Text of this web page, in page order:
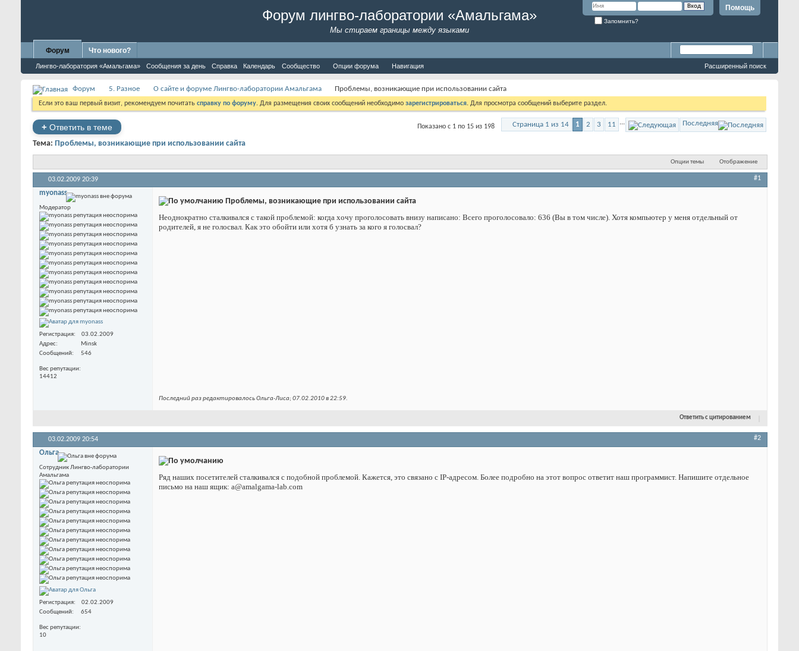
Форум лингво-лаборатории «Амальгама»
Мы стираем границы между языками
Помощь
Запомнить?
Форум
Лингво-лаборатория «Амальгама» Сообщения за день Справка Календарь Сообщество Опции форума Навигация
Что нового?
Расширенный поиск
Форум 5. Разное О сайте и форуме Лингво-лаборатории Амальгама Проблемы, возникающие при использовании сайта
Если это ваш первый визит, рекомендуем почитать справку по форуму. Для размещения своих сообщений необходимо зарегистрироваться. Для просмотра сообщений выберите раздел.
+ Ответить в теме Страница 1 из 14 1 2 3 11 ... Последняя
Показано с 1 по 15 из 198
Тема: Проблемы, возникающие при использовании сайта
Опции темы Отображение
03.02.2009 20:39 #1
myonass
Модератор
Регистрация
03.02.2009
Адрес
Minsk
Сообщений
546
Вес репутации
14412
Проблемы, возникающие при использовании сайта
Неоднократно сталкивался с такой проблемой: когда хочу проголосовать внизу написано: Всего проголосовало: 636 (Вы в том числе). Хотя компьютер у меня отдельный от
родителей, я не голосвал. Как это обойти или хотя б узнать за кого я голосвал?
Последний раз редактировалось Ольга-Лиса; 07.02.2010 в22:59.
Ответить с цитированием
03.02.2009 20:54 #2
Ольга
Сотрудник Лингво-лаборатории
Амальгама
Регистрация
02.02.2009
Сообщений
654
Вес репутации
10
Ряд наших посетителей сталкивался с подобной проблемой. Кажется, это связано с IP-адресом. Более подробно на этот вопрос ответит наш программист. Напишите отдельное
письмо на наш ящик: a@amalgama-lab.com